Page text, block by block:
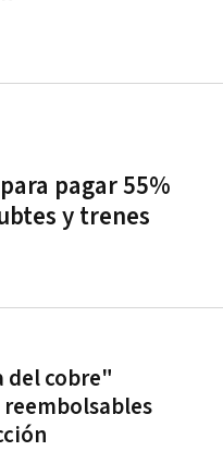
pagar 55%
y trenes
del cobre"
reembolsables